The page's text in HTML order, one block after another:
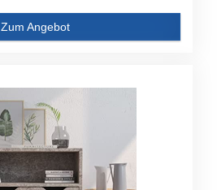
Zum Angebot